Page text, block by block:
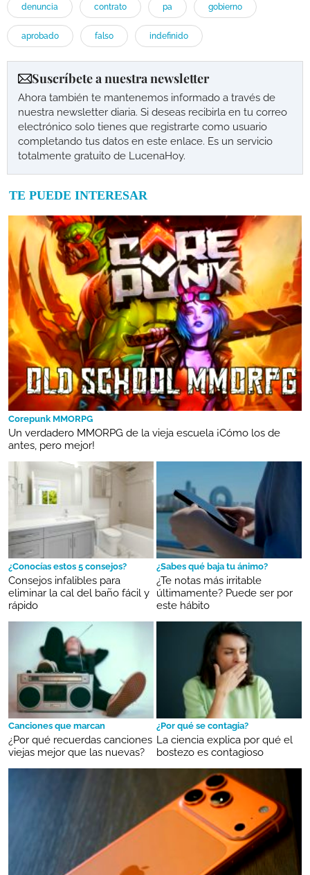
denuncia contrato pa gobierno
aprobado falso indefinido
Suscríbete a nuestra newsletter
Ahora también te mantenemos informado a través de
nuestra newsletter diaria. Si deseas recibirla en tu correo
electrónico solo tienes que registrarte como usuario
completando tus datos en este enlace. Es un servicio
totalmente gratuito de LucenaHoy.
TE PUEDE INTERESAR
Corepunk MMORPG
Un verdadero MMORPG de la vieja escuela ¡Cómo los de
antes, pero mejor!
¿Conocías estos 5 consejos?
Consejos infalibles para
eliminar la cal del baño fácil y
rápido
¿Sabes qué baja tu ánimo?
¿Te notas más irritable
últimamente? Puede ser por
este hábito
Canciones que marcan
¿Por qué recuerdas canciones
viejas mejor que las nuevas?
¿Por qué se contagia?
La ciencia explica por qué el
bostezo es contagioso